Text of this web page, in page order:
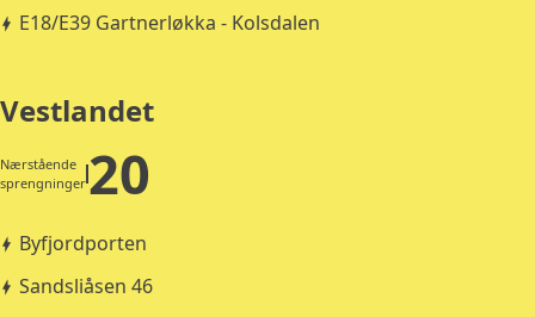
E18/E39 Gartnerløkka - Kolsdalen
Vestlandet
Nærstående
sprengninger 20
Byfjordporten
Sandsliåsen 46